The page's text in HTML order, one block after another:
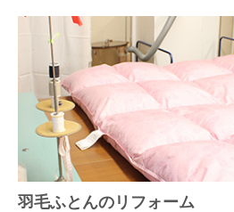
羽毛ふとんのリフォーム